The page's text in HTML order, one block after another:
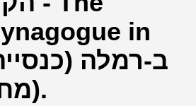
in
(מחוז המרכז).